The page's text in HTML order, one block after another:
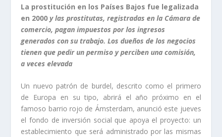
La prostitución en los Países Bajos fue legalizada
en 2000 y las prostitutas, registradas en la Cámara de
comercio, pagan impuestos por los ingresos
generados con su trabajo. Los dueños de los negocios
tienen que pedir un permiso y perciben una comisión,
a veces elevada
Un nuevo patrón de burdel, descrito como el primero
de Europa en su tipo, abrirá el año próximo en el
famoso barrio rojo de Ámsterdam, anunció este jueves
el fondo de inversión social que apoya el proyecto: un
establecimiento que será administrado por las mismas